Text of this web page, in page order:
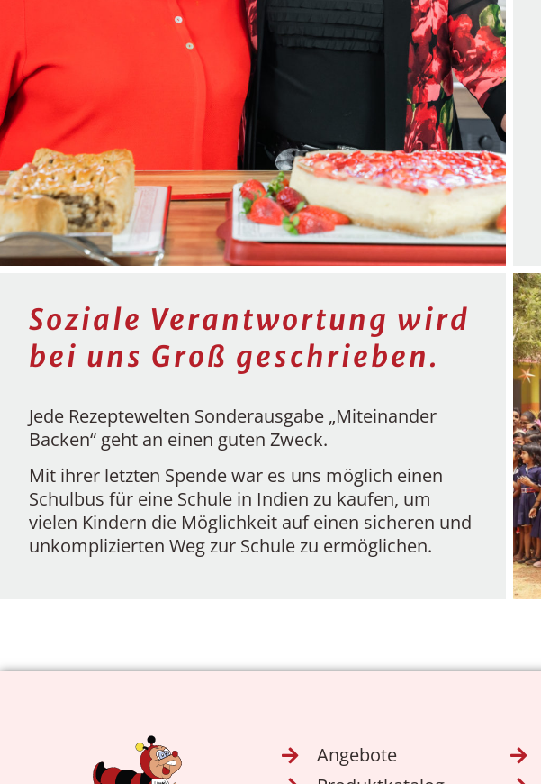
Soziale Verantwortung wird
bei uns Groß geschrieben.
Jede Rezeptewelten Sonderausgabe „Miteinander
Backen“ geht an einen guten Zweck.
Mit ihrer letzten Spende war es uns möglich einen
Schulbus für eine Schule in Indien zu kaufen, um
vielen Kindern die Möglichkeit auf einen sicheren und
unkomplizierten Weg zur Schule zu ermöglichen.
Angebote